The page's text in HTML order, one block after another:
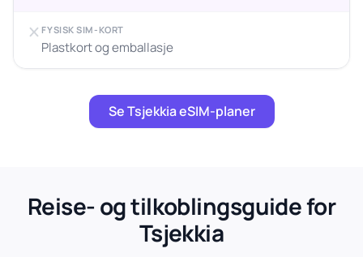
FYSISK SIM-KORT
Plastkort og emballasje
Se Tsjekkia eSIM-planer
Reise- og tilkoblingsguide for
Tsjekkia